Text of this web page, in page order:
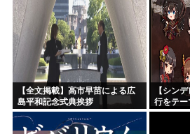
【全文掲載】高市早苗による広
島平和記念式典挨拶
【シン
行をテー
SHOPが